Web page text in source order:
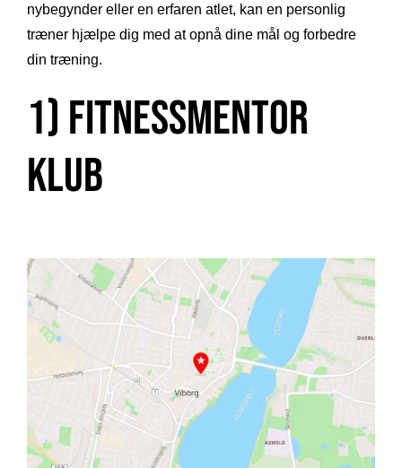
nybegynder eller en erfaren atlet, kan en personlig
træner hjælpe dig med at opnå dine mål og forbedre
din træning.
1) Fitnessmentor
Klub